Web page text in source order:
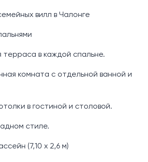
вилл в Чалонге
терраса в каждой спальне.
комната с отдельной ванной и
в гостиной и столовой.
стиле.
(7,10 х 2,6 м)